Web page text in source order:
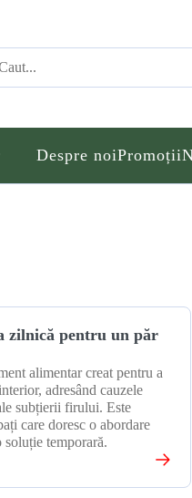
Despre noiPromoții
zilnică pentru un păr
alimentar creat pentru a
adresând cauzele
subțierii firului. Este
care doresc o abordare
temporară.